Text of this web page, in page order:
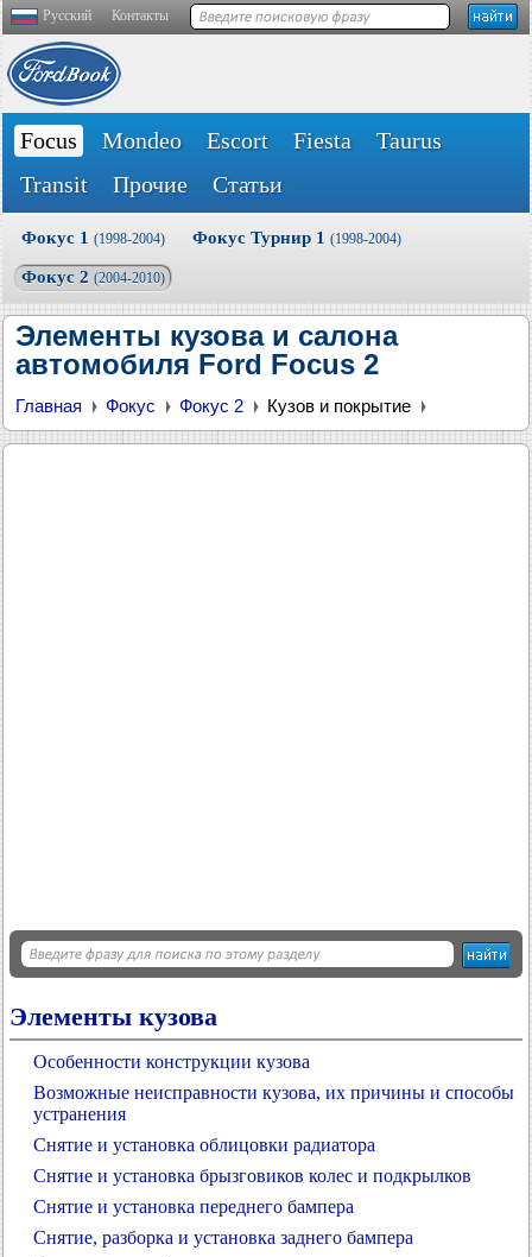
Русский Контакты
Focus Mondeo Escort Fiesta
Taurus
Transit
Прочие Статьи
Фокус 1 (1998-2004) Фокус Турнир 1 (1998-2004)
Фокус 2 (2004-2010)
Элементы кузова и салона
автомобиля Ford Focus 2
Главная Фокус Фокус 2 Кузов и покрытие
Элементы кузова
Особенности конструкции кузова
Возможные неисправности кузова, их причины и способы
устранения
Снятие и установка облицовки радиатора
Снятие и установка брызговиков колес и подкрылков
Снятие и установка переднего бампера
Снятие, разборка и установка заднего бампера